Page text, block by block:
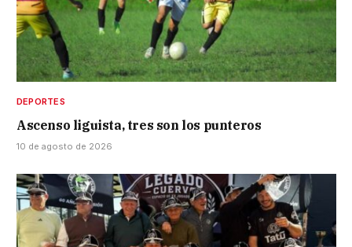
DEPORTES
Ascenso liguista, tres son los punteros
10 de agosto de 2026